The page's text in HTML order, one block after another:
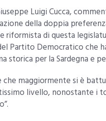
Luigi Cucca,
della doppia
di questa
Partito Democratico che
storica per la Sardegna e
che maggiormente si è
livello, nonostante i